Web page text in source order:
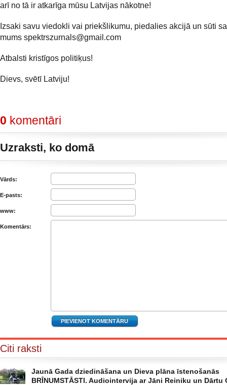
arī no tā ir atkarīga mūsu Latvijas nākotne!
Izsaki savu viedokli vai priekšlikumu, piedalies akcijā un sūti
mums spektrszurnals@gmail.com
Atbalsti kristīgos politiķus!
Dievs, svētī Latviju!
0 komentāri
Uzraksti, ko domā
Vārds:
E-pasts:
www:
Komentārs:
Citi raksti
Jaunā Gada dziedināšana un Dieva plāna īstenošanās
BRĪNUMSTĀSTI. Audiointervija ar Jāni Reiniku un Dārtu